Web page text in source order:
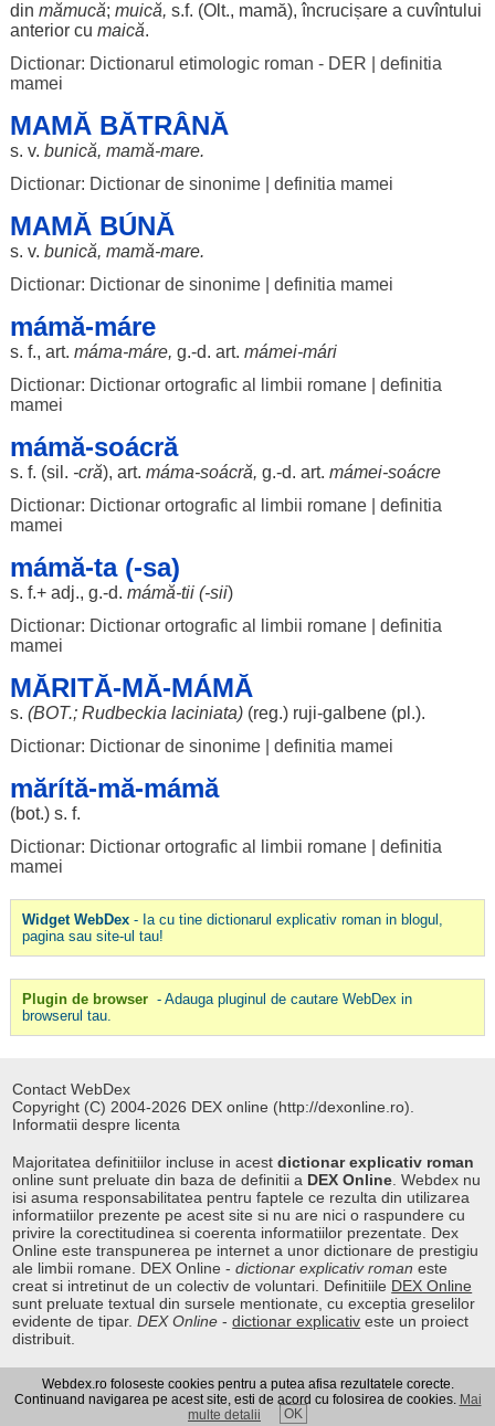
din mămucă; muică, s.f. (Olt., mamă),încrucișarea cuvîntului
anteriorcu maică.
Dictionar: Dictionarul etimologic roman - DER
definitia
mamei
MAMĂ BĂTRÂNĂ
s. v. bunică, mamă-mare.
Dictionar: Dictionar de sinonime| definitia mamei
MAMĂ BÚNĂ
s. v. bunică, mamă-mare.
Dictionar: Dictionar de sinonime| definitia mamei
mámă-máre
s. f., art. máma-máre, g.-d. art. mámei-mári
Dictionar: Dictionar ortografic al limbii romane| definitia
mamei
mámă-soácră
s. f. (sil . -cră), art. máma-soácră, g.-d. art. mámei-soácre
Dictionar: Dictionar ortografic al limbii romane| definitia
mamei
mámă-ta (-sa)
s. f.+ adj., g.-d. mámă-tii(-sii)
Dictionar: Dictionar ortografic al limbii romane| definitia
mamei
MĂRITĂ-MĂ-MÁMĂ
s. (BOT.; Rudbeckia laciniata) (reg.) ruji-galbene(pl.).
Dictionar: Dictionar de sinonime| definitia mamei
mărítă-mă-mámă
(bot.) s. f.
Dictionar: Dictionar ortografic al limbii romane| definitia
mamei
Widget WebDex- Ia cu tine dictionarul explicativ roman in blogul,
pagina sau site-ul tau!
Plugin de browser - Adauga pluginul de cautare WebDex in
browserul tau.
Contact WebDex
Copyright (C) 2004-2026 DEX online (http://dexonline.ro).
Informatii despre licenta
Majoritatea definitiilor incluse in acestdictionar explicativ roman
online sunt preluate din baza de definitii a DEX Online . Webdex nu
isi asuma responsabilitatea pentru faptele ce rezulta din utilizarea
informatiilor prezente pe acest site si nu are nici o raspundere cu
privire la corectitudinea si coerenta informatiilor prezentate. Dex
Online este transpunerea pe internet a unor dictionare de prestigiu
ale limbii romane. DEX Online -dictionar explicativ roman este
creat si intretinut de un colectiv de voluntari. Definitiile DEX Online
sunt preluate textual din sursele mentionate, cu exceptia greselilor
evidente de tipar.DEX Online -dictionar explicativ este un proiect
distribuit.
Curs valutar|Kurs walut|Pret fier vechi
Webdex.ro foloseste cookies pentru a putea afisa rezultatele corecte.
Continuand navigarea pe acest site, esti de acord cu folosirea de cookies. Mai
multe detalii
OK